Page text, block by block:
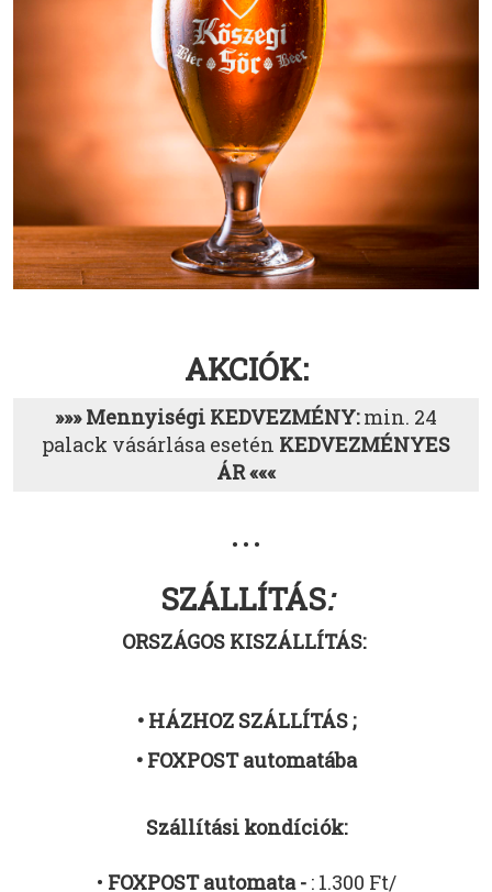
AKCIÓK:
»»» Mennyiségi KEDVEZMÉNY:min. 24
palack vásárlása esetén KEDVEZMÉNYES
ÁR «««
• • •
SZÁLLÍTÁS:
ORSZÁGOS KISZÁLLÍTÁS:
• HÁZHOZ SZÁLLÍTÁS ;
• FOXPOST automatába
Szállítási kondíciók:
• FOXPOST automata - : 1.300 Ft/